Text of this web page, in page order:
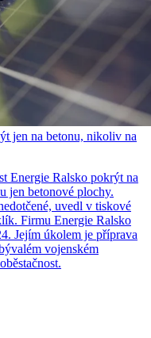
jen na betonu, nikoliv na
Energie Ralsko pokrýt na
jen betonové plochy.
uvedl v tiskové
Firmu Energie Ralsko
Jejím úkolem je příprava
vojenském